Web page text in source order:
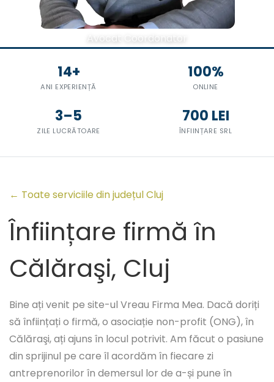
Avocat Coordonator
14+
ANI EXPERIENȚĂ
100%
ONLINE
3–5
ZILE LUCRĂTOARE
700 LEI
ÎNFIINȚARE SRL
← Toate serviciile din județul Cluj
Înființare firmă în
Călăraşi, Cluj
Bine ați venit pe site-ul Vreau Firma Mea. Dacă doriți
să înființați o firmă, o asociație non-profit (ONG), în
Călăraşi, ați ajuns în locul potrivit. Am făcut o pasiune
din sprijinul pe care îl acordăm în fiecare zi
antreprenorilor în demersul lor de a-și pune în